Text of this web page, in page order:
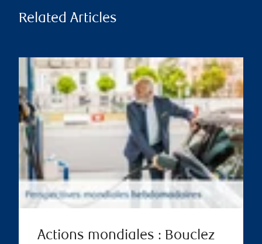
Related Articles
Actions mondiales : Bouclez